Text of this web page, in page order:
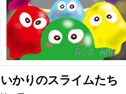
いかりのスライムたち